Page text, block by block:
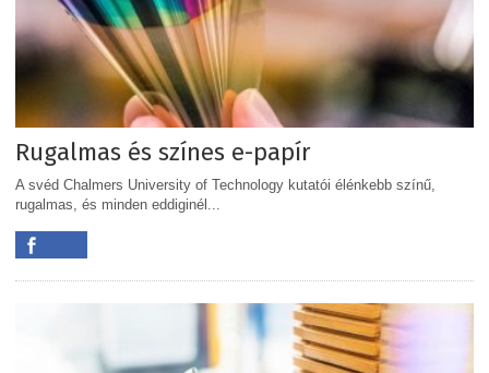
Rugalmas és színes e-papír
A svéd Chalmers University of Technology kutatói élénkebb színű,
rugalmas, és minden eddiginél...